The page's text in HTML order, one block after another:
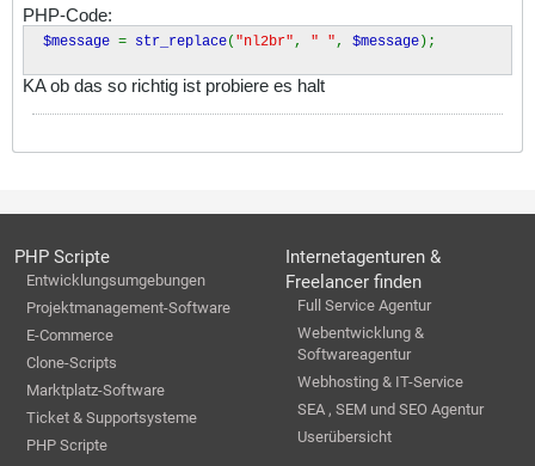
PHP-Code:
$message = str_replace( "nl2br" , " " , $message);
KA ob das so richtig ist probiere es halt
PHP Scripte
Entwicklungsumgebungen
Projektmanagement-Software
E-Commerce
Clone-Scripts
Marktplatz-Software
Ticket & Supportsysteme
PHP Scripte
Internetagenturen &
Freelancer finden
Full Service Agentur
Webentwicklung &
Softwareagentur
Webhosting & IT-Service
SEA , SEM und SEO Agentur
Userübersicht